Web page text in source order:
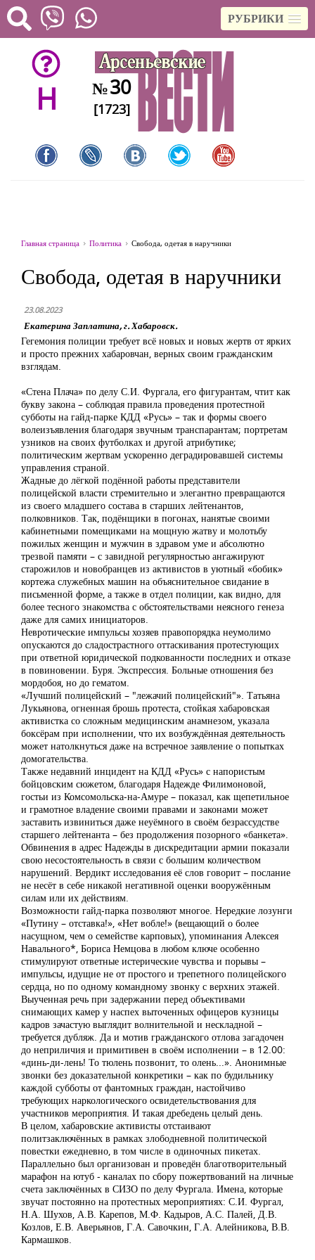
РУБРИКИ
H №30
[1723]
Главная страница Политика Свобода, одетая в наручники
Свобода, одетая в наручники
23.08.2023
Екатерина Заплатина, г. Хабаровск.
Гегемония полиции требует всё новых и новых жертв от ярких
и просто прежних хабаровчан, верных своим гражданским
взглядам.
«Стена Плача» по делу С.И. Фургала, его фигурантам, чтит как
букву закона – соблюдая правила проведения протестной
субботы на гайд-парке КДД «Русь» – так и формы своего
волеизъявления благодаря звучным транспарантам; портретам
узников на своих футболках и другой атрибутике;
политическим жертвам ускоренно деградировавшей системы
управления страной.
Жадные до лёгкой подённой работы представители
полицейской власти стремительно и элегантно превращаются
из своего младшего состава в старших лейтенантов,
полковников. Так, подёнщики в погонах, нанятые своими
кабинетными помещиками на мощную жатву и молотьбу
пожилых женщин и мужчин в здравом уме и абсолютно
трезвой памяти – с завидной регулярностью ангажируют
старожилов и новобранцев из активистов в уютный «бобик»
кортежа служебных машин на объяснительное свидание в
письменной форме, а также в отдел полиции, как видно, для
более тесного знакомства с обстоятельствами неясного генеза
даже для самих инициаторов.
Невротические импульсы хозяев правопорядка неумолимо
опускаются до сладострастного оттаскивания протестующих
при ответной юридической подкованности последних и отказе
в повиновении. Буря. Экспрессия. Больные отношения без
мордобоя, но до гематом.
«Лучший полицейский – "лежачий полицейский"». Татьяна
Лукьянова, огненная брошь протеста, стойкая хабаровская
активистка со сложным медицинским анамнезом, указала
боксёрам при исполнении, что их возбуждённая деятельность
может натолкнуться даже на встречное заявление о попытках
домогательства.
Также недавний инцидент на КДД «Русь» с напористым
бойцовским сюжетом, благодаря Надежде Филимоновой,
гостьи из Комсомольска-на-Амуре – показал, как щепетильное
и грамотное владение своими правами и законами может
заставить извиниться даже неуёмного в своём безрассудстве
старшего лейтенанта – без продолжения позорного «банкета».
Обвинения в адрес Надежды в дискредитации армии показали
свою несостоятельность в связи с большим количеством
нарушений. Вердикт исследования её слов говорит – послание
не несёт в себе никакой негативной оценки вооружённым
силам или их действиям.
Возможности гайд-парка позволяют многое. Нередкие лозунги
«Путину – отставка!», «Нет вобле!» (вещающий о более
насущном, чем о семействе карповых), упоминания Алексея
Навального*, Бориса Немцова в любом ключе особенно
стимулируют ответные истерические чувства и порывы –
импульсы, идущие не от простого и трепетного полицейского
сердца, но по одному командному звонку с верхних этажей.
Выученная речь при задержании перед объективами
снимающих камер у наспех выточенных офицеров кузницы
кадров зачастую выглядит волнительной и нескладной –
требуется дубляж. Да и мотив гражданского отлова загадочен
до неприличия и примитивен в своём исполнении – в 12.00:
«динь-ди-лень! То тюлень позвонит, то олень...». Анонимные
звонки без доказательной конкретики – как по будильнику
каждой субботы от фантомных граждан, настойчиво
требующих наркологического освидетельствования для
участников мероприятия. И такая дребедень целый день.
В целом, хабаровские активисты отстаивают
политзаключённых в рамках злободневной политической
повестки ежедневно, в том числе в одиночных пикетах.
Параллельно был организован и проведён благотворительный
марафон на ютуб - каналах по сбору пожертвований на личные
счета заключённых в СИЗО по делу Фургала. Имена, которые
звучат постоянно на протестных мероприятиях: С.И. Фургал,
Н.А. Шухов, А.В. Карепов, М.Ф. Кадыров, А.С. Палей, Д.В.
Козлов, Е.В. Аверьянов, Г.А. Савочкин, Г.А. Алейникова, В.В.
Кармашков.